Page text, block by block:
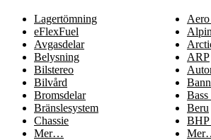
Lagertömning
eFlexFuel
Avgasdelar
Belysning
Bilstereo
Bilvård
Bromsdelar
Bränslesystem
Chassie
Mer…
Aero
ARP
Beru
BHP